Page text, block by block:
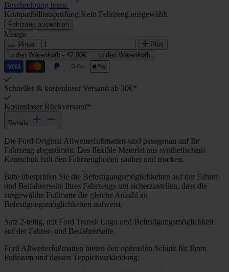
Beschreibung lesen
Kompatibilitätsprüfung:Kein Fahrzeug ausgewählt
Fahrzeug auswählen
Menge
Minus
Plus
In den Warenkorb - 42,90€ In den Warenkorb
Schneller & kostenloser Versand ab 30€*
Kostenloser Rückversand*
Details
Die Ford Original Allwetterfußmatten sind passgenau auf Ihr
Fahrzeug abgestimmt. Das flexible Material aus synthetischem
Kautschuk hält den Fahrzeugboden sauber und trocken.
Bitte überprüfen Sie die Befestigungsmöglichkeiten auf der Fahrer-
und Beifahrerseite Ihres Fahrzeugs um sicherzustellen, dass die
ausgewählte Fußmatte die gleiche Anzahl an
Befestigungsmöglichkeiten aufweist.
Satz 2-teilig, mit Ford Transit Logo und Befestigungsmöglichkeit
auf der Fahrer- und Beifahrerseite.
Ford Allwetterfußmatten bieten den optimalen Schutz für Ihren
Fußraum und dessen Teppichverkleidung: